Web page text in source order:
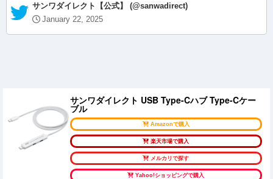
— サンワダイレクト【公式】 (@sanwadirect)
January 22, 2025
サンワダイレクト USB Type-Cハブ Type-Cケー
ブル
Amazonで購入
楽天市場で購入
メルカリで探す
Yahoo!ショッピングで購入